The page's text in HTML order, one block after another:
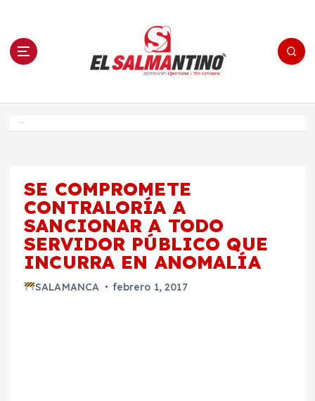
n El Salmantino - medios/noticias/editorial
SE COMPROMETE
CONTRALORÍA A
SANCIONAR A TODO
SERVIDOR PÚBLICO QUE
INCURRA EN ANOMALÍA
SALAMANCA febrero 1, 2017